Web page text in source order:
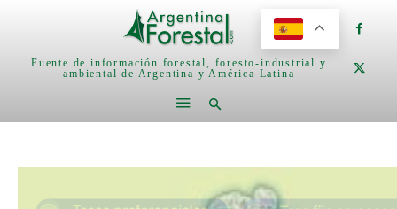
Fuente de información forestal, foresto-industrial y
ambiental de Argentina y América Latina